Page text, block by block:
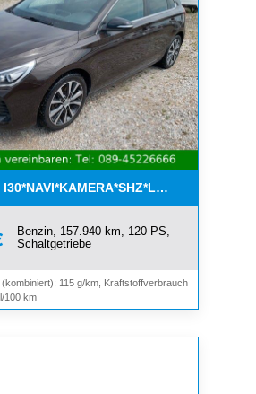
Benzin, 157.940 km, 120 PS,
Schaltgetriebe
115 g/km, Kraftstoffverbrauch
100 km